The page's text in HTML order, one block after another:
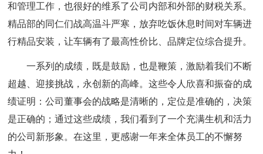
和管理工作，也很好的维系了公司内部和外部的财税关系。
精品部的同仁们战高温斗严寒，放弃吃饭休息时间对车辆进
行精品安装，让车辆有了最高性价比、品牌定位综合提升。
一系列的成绩，既是鼓励，也是鞭策，激励着我们不断
超越、迎接挑战，永创新的高峰。这些令人欣喜和振奋的成
绩证明：公司董事会的战略是清晰的，定位是准确的，决策
是正确的；通过这些成绩，我们看到了一个充满生机和活力
的公司新形象。在这里，更感谢一年来全体员工的不懈努